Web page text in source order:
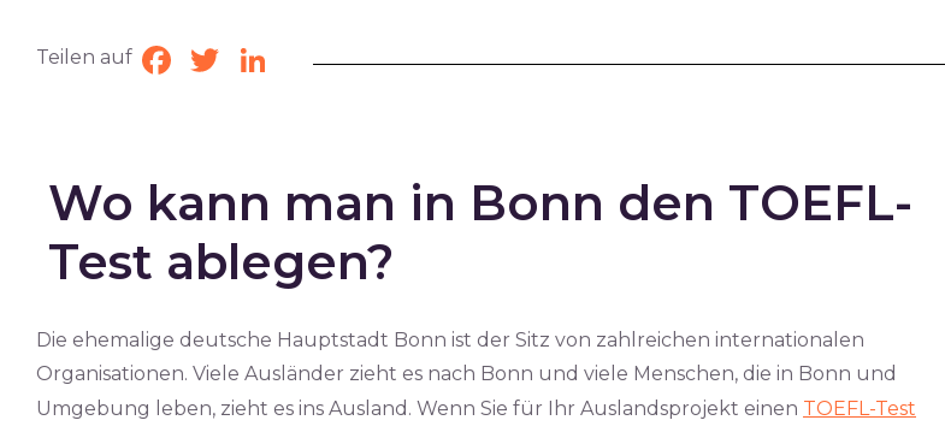
Teilen auf Facebook
TwitterLinkedIn
Wo kann man in Bonn den TOEFL-
Test ablegen?
Die ehemalige deutsche Hauptstadt Bonn ist der Sitz von zahlreichen internationalen
Organisationen. Viele Ausländer zieht es nach Bonn und viele Menschen, die in Bonn und
Umgebung leben, zieht es ins Ausland. Wenn Sie für Ihr Auslandsprojekt einen TOEFL-Test